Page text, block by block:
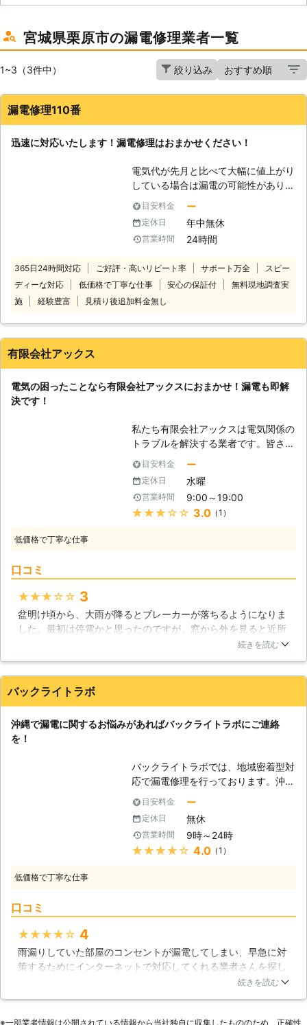
宮城県栗原市の漏電修理業者一覧
1~3（3件中） 絞り込み
漏電修理110番
迅速に対応いたします！漏電修理はおまかせください！
電気代が先月と比べて大幅に値上がり
している場合は漏電の可能性がありま
す。 特に電気代が先月に比べて1万円
以上値上がりしていたなら注意が必要
です。 他にも、漏電ブレーカーが落
ちる場合はどこかで漏電が起こってい
ーカーが落ちてしまうと電気が使えな
くなるだけでなく、火事などの災害や
感電などの命に関わる事態に発展して
理はいち早く行うことが大切です。
さい。 「漏電修理110番」では、漏電
修理を8,800円～（税込）お受けする
軽にご相談ください。 また、お急ぎ
の際にも迅速な対応が可能です。 皆
様からのご連絡をお待ちしておりま
事前にお客様にご確認したうえで調
査・見積もりに費用をいただく場合が
ございます
目安料金 ー
定休日 年中無休
営業時間 24時間
365日24時間対応 ご好評・高いリピート率 サポート万全
スピー
ディーな対応
低価格で丁寧な仕事 安心の保証付
無料現地調査実
施
経験豊富 見積り後追加料金無し
有限会社アックス
電気の困ったことなら有限会社アックスにおまかせ！漏電も即解
決です！
私たち有限会社アックスは電気関係の
トラブルを解決する業者です。皆さま
も経験はないでしょうか。家電を扱っ
ている時にトラブルが起き、どうして
良いのか困ってしまったことがあるか
と思います。説明書を読んでもどうや
って良いのか分からず、途方に暮れて
含まれております。これらを解決いた
しますので、どうぞ電気のトラブルは
有限会社アックスにおまかせくださ
い。 【漏電修理も対応可能！】 この
家のどこかで漏電が起きている、とい
ないのではないでしょうか。しかし、
ご安心ください。有限会社アックスで
まで対応することができます。どこの
配線で漏電が起きているのか、どこの
電化製品で漏電が起きているのかを調
べ、それを修理するのです。これは皆
さまにはできない作業ではないでしょ
うか。しかし、有限会社アックスは可
能です。皆さまからの漏電修理のご依
目安料金 ー
定休日 水曜
営業時間 9:00～19:00
★★★★★ 3.0（1）
低価格で丁寧な仕事
口コミ
★★★★★ 3
盆明け頃から、大雨が降るとブレーカーが落ちるようになりま
した。最初は停電かと思ったのですが、窓から外を見ると近所
の電気は点いています。都内の大学のお電気科に進学した息子
さったのは地元の業者さんです。詳しいことはわかりません
が、家の老朽化で侵入した雨水で漏電していたそうでした。金
宮城県
続きを読む
バックライトラボ
沖縄で漏電に関するお悩みがあればバックライトラボにご連絡
を！
バックライトラボでは、地域密着型対
応で漏電修理を行っております。沖縄
の地域性をよく理解し、お客様には親
身になってお応えしております。お客
様のご都合には可能な限り配慮し、高
品質となるサービスをお届けいたしま
すので、街の頼れる存在としてお気軽
い切れず、何かしらの原因で正常に機
能しないことがあります。もし洗面台
などで濡れたまま漏電した電気器具を
利用し、感電してしまったら強い衝撃
目安料金 ー
定休日 無休
営業時間 9時～24時
★★★★★ 4.0（1）
低価格で丁寧な仕事
口コミ
★★★★★ 4
雨漏りしていた部屋のコンセントが漏電してしまい、早急に対
策するためにインターネットで対応してくれる業者さんを探し
ていたら、業者のホームページを見つけて修理を依頼すること
続きを読む
※⼀部業者情報は公開されている情報から当社独⾃に収集したもののため、正確性